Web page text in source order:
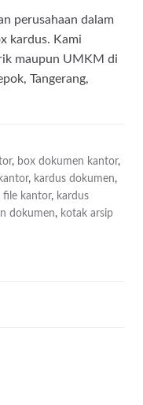
perusahaan dalam
kardus. Kami
maupun UMKM di
Tangerang,
, box dokumen kantor,
, kardus dokumen,
file kantor, kardus
dokumen, kotak arsip